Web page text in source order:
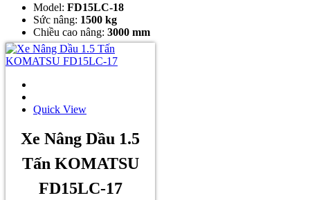
Model: FD15LC-18
Sức nâng: 1500 kg
Chiều cao nâng: 3000 mm
Quick View
Xe Nâng Dầu 1.5
Tấn KOMATSU
FD15LC-17